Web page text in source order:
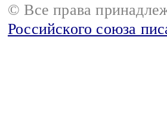
© Все права
Российского союза